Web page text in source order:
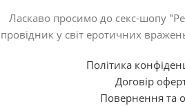
Ласкаво просимо до секс-шопу
провідник у світ еротичних
Політика
Договір
Повернення та